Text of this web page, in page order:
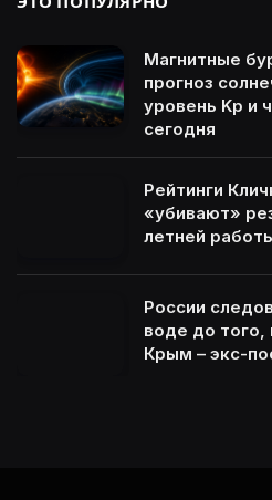
Магнитные
прогноз
уровень Kp и
сегодня
Рейтинги
«убивают»
летней
России
воде до того,
Крым – экс-